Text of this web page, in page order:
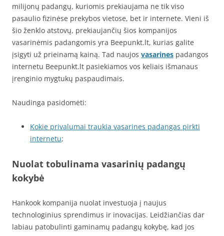
milijonų padangų, kuriomis prekiaujama ne tik viso
pasaulio fizinėse prekybos vietose, bet ir internete. Vieni iš
šio ženklo atstovų, prekiaujančių šios kompanijos
vasarinėmis padangomis yra Beepunkt.lt, kurias galite
įsigyti už prieinamą kainą. Tad naujos vasarines padangos
internetu Beepunkt.lt pasiekiamos vos keliais išmanaus
įrenginio mygtukų paspaudimais.
Naudinga pasidomėti:
Kokie privalumai traukia vasarines padangas pirkti
internetu;
Nuolat tobulinama vasarinių padangų
kokybė
Hankook kompanija nuolat investuoja į naujus
technologinius sprendimus ir inovacijas. Leidžiančias dar
labiau patobulinti gaminamų padangų kokybę, kad jos